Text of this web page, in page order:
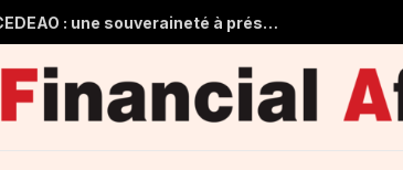
Guinée et monnaie unique de la CEDEAO : une souveraineté à préserver, une intégration à repenser